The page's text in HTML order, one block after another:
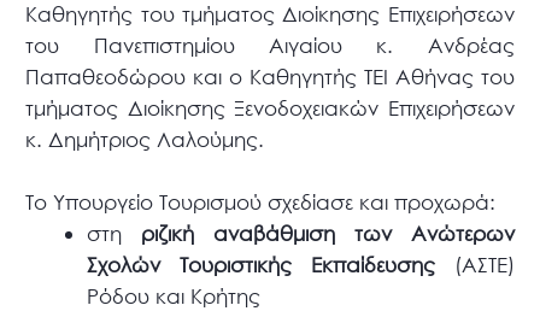
Καθηγητής του τμήματος Διοίκησης Επιχειρήσεων
του Πανεπιστημίου Αιγαίου κ. Ανδρέας
Παπαθεοδώρου και ο Καθηγητής ΤΕΙ Αθήνας του
τμήματος Διοίκησης Ξενοδοχειακών Επιχειρήσεων
κ. Δημήτριος Λαλούμης.
Το Υπουργείο Τουρισμού σχεδίασε και προχωρά:
στη ριζική αναβάθμιση των Ανώτερων
Σχολών Τουριστικής Εκπαίδευσης(ΑΣΤΕ)
Ρόδου και Κρήτης